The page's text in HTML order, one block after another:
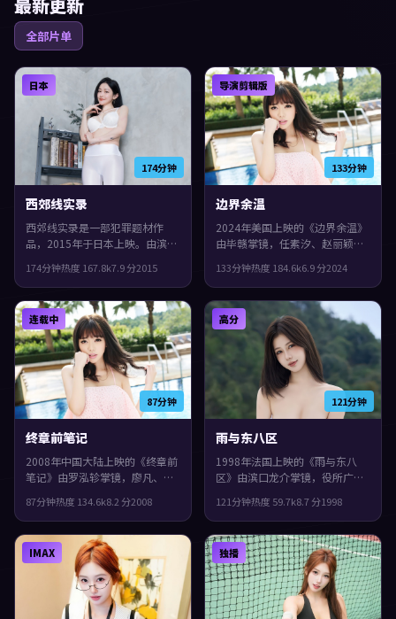
最新更新
全部片单
174分钟
日本
西郊线实录
西郊线实录是一部犯罪题材作
品，2015年于日本上映。由滨口
里安·墨菲等主演。一场意外把
原本平行的人生拧在一起，观感
紧凑，值得推荐。
174分钟热度 167.8k7.9分2015
133分钟
导演剪辑版
边界余温
2024年美国上映的《边界余温》
由毕赣掌镜，任素汐、赵丽颖、
人物在道德与生存之间反复拉
扯，观感紧凑，值得推荐。
133分钟热度 184.6k6.9分2024
87分钟
连载中
终章前笔记
2008年中国大陆上映的《终章前
笔记》由罗泓轸掌镜，廖凡、赵
科幻，群像戏份饱满，配角也有
完整弧光，观感紧凑，值得推
荐。
87分钟热度 134.6k8.2 分2008
121分钟
高分
雨与东八区
1998年法国上映的《雨与东八
区》由滨口龙介掌镜，役所广
类型上偏奇幻，结局留白，给观
众回味与讨论空间，片尾余味很
足。
121分钟热度 59.7k8.7分1998
IMAX 独播